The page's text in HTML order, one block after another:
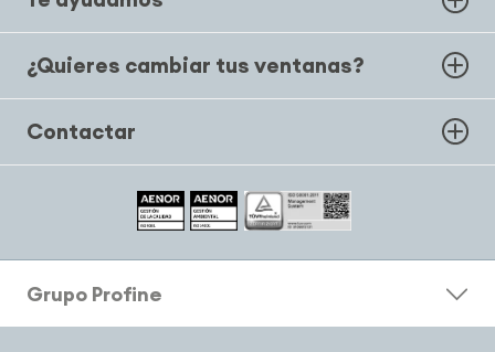
¿Quieres cambiar tus ventanas?
Contactar
Grupo Profine